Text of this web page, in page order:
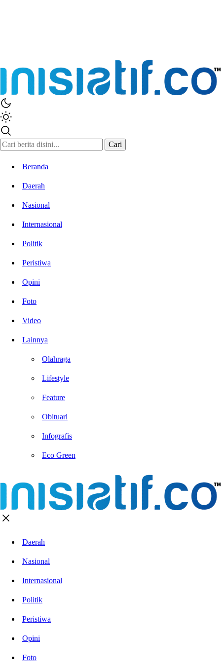
Cari
Beranda
Daerah
Nasional
Internasional
Politik
Peristiwa
Opini
Foto
Video
Lainnya
Olahraga
Lifestyle
Feature
Obituari
Infografis
Eco Green
Daerah
Nasional
Internasional
Politik
Peristiwa
Opini
Foto